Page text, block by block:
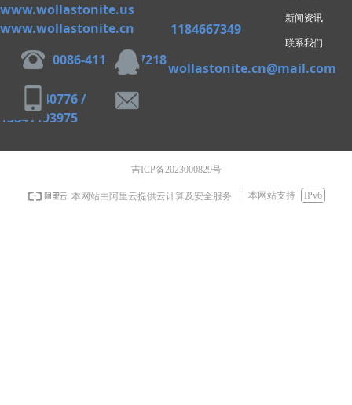
www.wollastonite.us
www.wollastonite.cn
0086-411-82827218
13609840776 /
15841193975
1184667349
wollastonite.cn@mail.com
新闻资讯
联系我们
吉ICP备2023000829号
本网站由阿里云提供云计算及安全服务 本网站支持 IPv6